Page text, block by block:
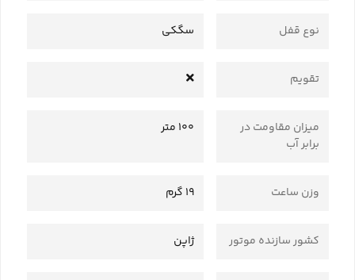
نوع قفل سگکی
تقویم
میزان مقاومت در
برابر آب
100 متر
وزن ساعت 19 گرم
کشور سازنده موتور ژاپن